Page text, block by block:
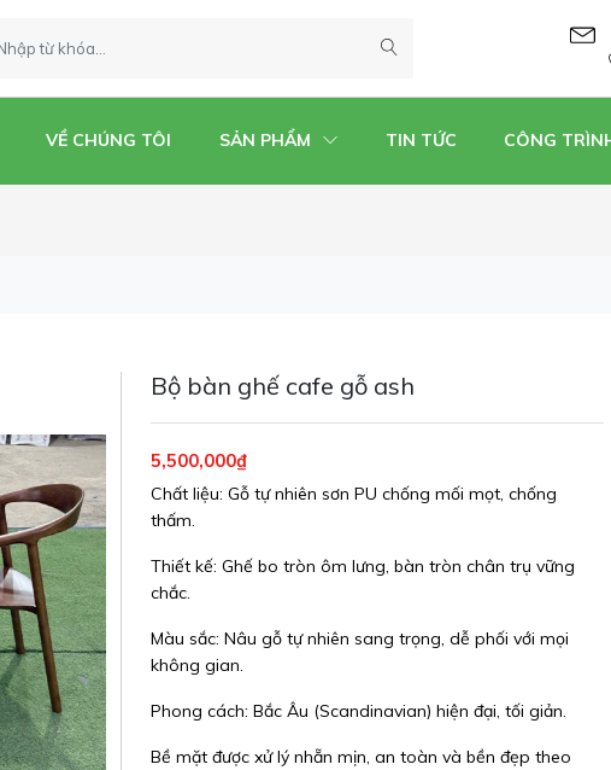
VỀ CHÚNG TÔI SẢN PHẨM TIN TỨC CÔNG
Bộ bàn ghế cafe gỗ ash
5,500,000₫
Chất liệu: Gỗ tự nhiên sơn PU chống mối mọt, chống
thấm.
Thiết kế: Ghế bo tròn ôm lưng, bàn tròn chân trụ vững
chắc.
Màu sắc: Nâu gỗ tự nhiên sang trọng, dễ phối với mọi
không gian.
Phong cách: Bắc Âu (Scandinavian) hiện đại, tối giản.
Bề mặt được xử lý nhẵn mịn, an toàn và bền đẹp theo